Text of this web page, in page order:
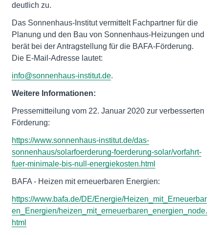
deutlich zu.
Das Sonnenhaus-Institut vermittelt Fachpartner für die
Planung und den Bau von Sonnenhaus-Heizungen und
berät bei der Antragstellung für die BAFA-Förderung.
Die E-Mail-Adresse lautet:
info@sonnenhaus-institut.de.
Weitere Informationen:
Pressemitteilung vom 22. Januar 2020 zur verbesserten
Förderung:
https://www.sonnenhaus-institut.de/das-
sonnenhaus/solarfoerderung-foerderung-solar/vorfahrt-
fuer-minimale-bis-null-energiekosten.html
BAFA - Heizen mit erneuerbaren Energien:
https://www.bafa.de/DE/Energie/Heizen_mit_Erneuerbar
en_Energien/heizen_mit_erneuerbaren_energien_node.
html